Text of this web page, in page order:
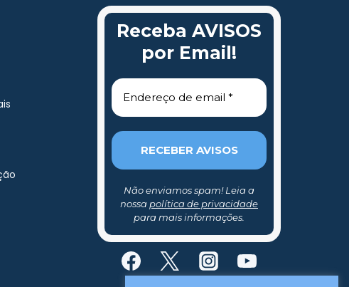
Receba AVISOS
por Email!
Não enviamos spam! Leia a
nossa política de privacidade
para mais informações.